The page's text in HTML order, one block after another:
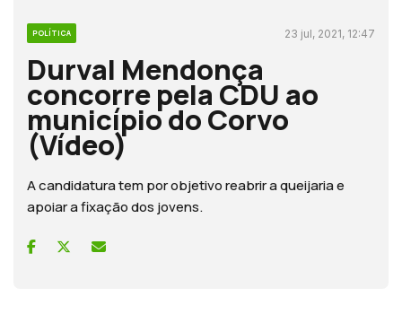
POLÍTICA 23 jul, 2021, 12:47
Durval Mendonça
concorre pela CDU ao
município do Corvo
(Vídeo)
A candidatura tem por objetivo reabrir a queijaria e
apoiar a fixação dos jovens.